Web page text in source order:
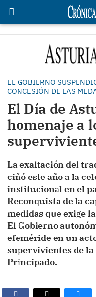
EL GOBIERNO
CONCESIÓN DE LAS
El Día de
homenaje a
La exaltación del
ciñó este año a la
institucional en el
Reconquista de la
medidas que exige
El Gobierno
efeméride en un
supervivientes de la
Principado.